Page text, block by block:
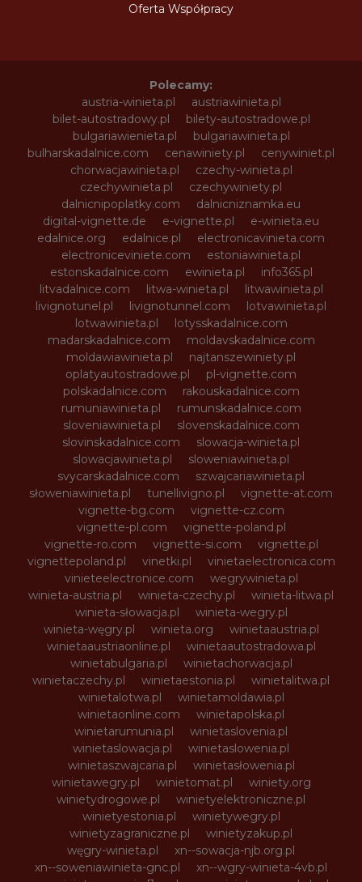
Oferta Współpracy
Polecamy:
austria-winieta.pl
austriawinieta.pl
bilet-autostradowy.pl
bilety-autostradowe.pl
bulgariawienieta.pl
bulgariawinieta.pl
bulharskadalnice.com
cenawiniety.pl
cenywiniet.pl
chorwacjawinieta.pl
czechy-winieta.pl
czechywinieta.pl
czechywiniety.pl
dalnicnipoplatky.com
dalnicniznamka.eu
digital-vignette.de
e-vignette.pl
e-winieta.eu
edalnice.org
edalnice.pl
electronicavinieta.com
electroniceviniete.com
estoniawinieta.pl
estonskadalnice.com
ewinieta.pl
info365.pl
litvadalnice.com
litwa-winieta.pl
litwawinieta.pl
livignotunel.pl
livignotunnel.com
lotvawinieta.pl
lotwawinieta.pl
lotysskadalnice.com
madarskadalnice.com
moldavskadalnice.com
moldawiawinieta.pl
najtanszewiniety.pl
oplatyautostradowe.pl
pl-vignette.com
polskadalnice.com
rakouskadalnice.com
rumuniawinieta.pl
rumunskadalnice.com
sloveniawinieta.pl
slovenskadalnice.com
slovinskadalnice.com
slowacja-winieta.pl
slowacjawinieta.pl
sloweniawinieta.pl
svycarskadalnice.com
szwajcariawinieta.pl
słoweniawinieta.pl
tunellivigno.pl
vignette-at.com
vignette-bg.com
vignette-cz.com
vignette-pl.com
vignette-poland.pl
vignette-ro.com
vignette-si.com
vignette.pl
vignettepoland.pl
vinetki.pl
vinietaelectronica.com
vinieteelectronice.com
wegrywinieta.pl
winieta-austria.pl
winieta-czechy.pl
winieta-litwa.pl
winieta-słowacja.pl
winieta-wegry.pl
winieta-węgry.pl
winieta.org
winietaaustria.pl
winietaaustriaonline.pl
winietaautostradowa.pl
winietabulgaria.pl
winietachorwacja.pl
winietaczechy.pl
winietaestonia.pl
winietalitwa.pl
winietalotwa.pl
winietamoldawia.pl
winietaonline.com
winietapolska.pl
winietarumunia.pl
winietaslovenia.pl
winietaslowacja.pl
winietaslowenia.pl
winietaszwajcaria.pl
winietasłowenia.pl
winietawegry.pl
winietomat.pl
winiety.org
winietydrogowe.pl
winietyelektroniczne.pl
winietyestonia.pl
winietywegry.pl
winietyzagraniczne.pl
winietyzakup.pl
węgry-winieta.pl
xn--sowacja-njb.org.pl
xn--soweniawinieta-gnc.pl
xn--wgry-winieta-4vb.pl